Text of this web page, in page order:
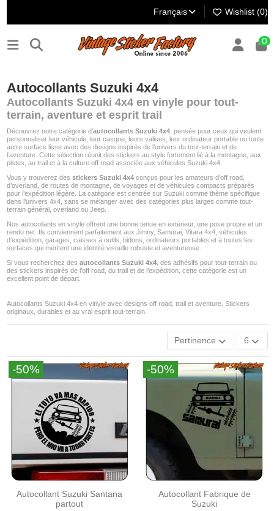
Français Wishlist (0)
0
Autocollants Suzuki 4x4
Autocollants Suzuki 4x4 en vinyle pour tout-
terrain, aventure et esprit trail
Découvrez notre catégorie d’autocollants Suzuki 4x4, pensée pour ceux qui veulent
personnaliser leur véhicule, leur casque, leurs valises, leur ordinateur portable ou toute
autre surface lisse avec des designs inspirés de l’univers du tout-terrain et de
l’aventure. Cette sélection réunit des stickers au style fortement lié à la montagne, aux
pistes, au trail et à la culture off road associée aux véhicules Suzuki 4x4.
Vous y trouverez des stickers Suzuki 4x4conçus pour les amateurs d’off road,
d’overland, de routes de montagne, de voyages et de véhicules compacts préparés
pour l’expédition légère. La catégorie est centrée sur Suzuki comme thème spécifique
dans l’univers 4x4, sans se mélanger avec des catégories plus larges comme tout-
terrain général, overland ou Jeep.
Nos autocollants en vinyle offrent une bonne tenue en extérieur, une pose propre et un
rendu net. Ils conviennent parfaitement aux Jimny, Samurai, Vitara 4x4, véhicules
d’expédition, garages, caisses à outils, bidons, ordinateurs portables et à toutes les
surfaces qui méritent une identité visuelle robuste et aventureuse.
Si vous recherchez des autocollants Suzuki 4x4, des adhésifs pour tout-terrain ou
des stickers inspirés de l’off road, du trail et de l’expédition, cette catégorie est un
excellent point de départ.
Autocollants Suzuki 4x4 en vinyle avec designs off road, trail et aventure. Stickers
originaux, durables et au vrai esprit tout-terrain.
Pertinence 6
-50%
Autocollant Suzuki Santana
partout
-50%
Autocollant Fabrique de
Suzuki